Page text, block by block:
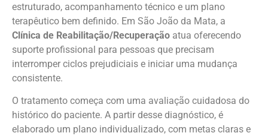
estruturado, acompanhamento técnico e um plano
terapêutico bem definido. Em São João da Mata, a
Clínica de Reabilitação/Recuperação atua oferecendo
suporte profissional para pessoas que precisam
interromper ciclos prejudiciais e iniciar uma mudança
consistente.
O tratamento começa com uma avaliação cuidadosa do
histórico do paciente. A partir desse diagnóstico, é
elaborado um plano individualizado, com metas claras e